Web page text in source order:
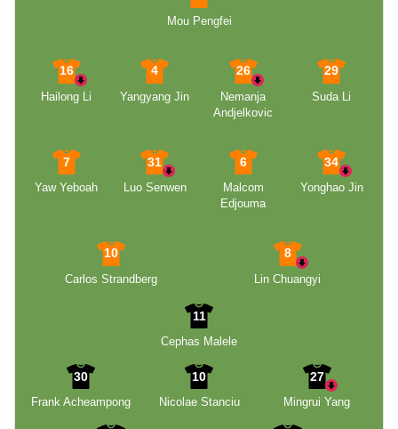
Mou Pengfei
16
Hailong Li
4
Yangyang Jin
26
Nemanja
Andjelkovic
29
Suda Li
7
Yaw Yeboah
31
Luo Senwen
6
Malcom
Edjouma
34
Yonghao Jin
10
Carlos Strandberg
8
Lin Chuangyi
11
Cephas Malele
30
Frank Acheampong
10
Nicolae Stanciu
27
Mingrui Yang